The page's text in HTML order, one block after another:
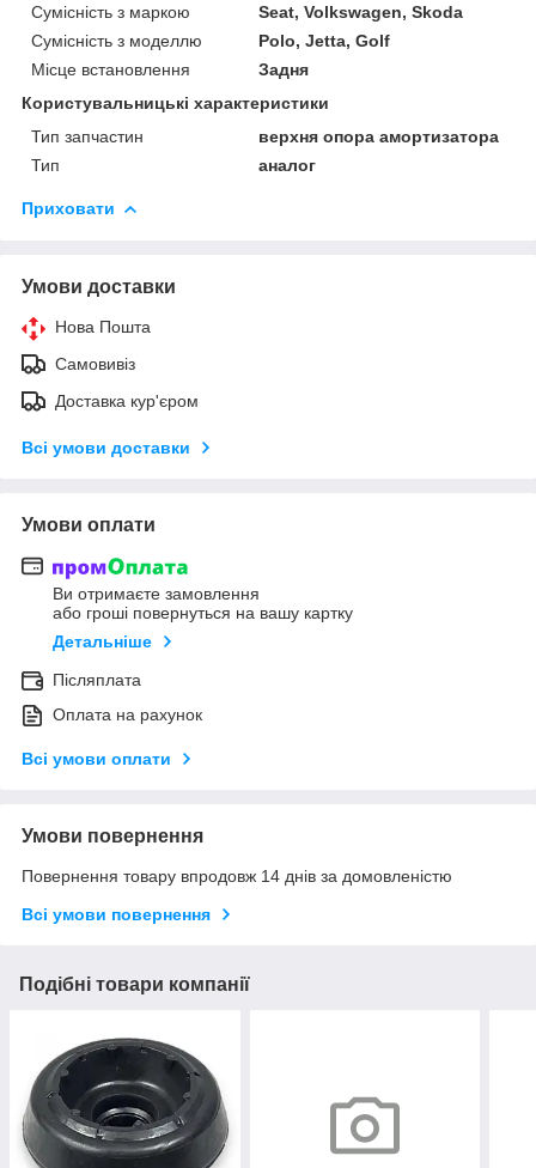
Сумісність з маркою
Seat, Volkswagen, Skoda
Сумісність з моделлю
Polo, Jetta, Golf
Місце встановлення
Задня
Користувальницькі характеристики
Тип запчастин
верхня опора амортизатора
Тип
аналог
Приховати
Умови доставки
Нова Пошта
Самовивіз
Доставка кур'єром
Всі умови доставки
Умови оплати
Ви отримаєте замовлення
або гроші повернуться на вашу картку
Детальніше
Післяплата
Оплата на рахунок
Всі умови оплати
Умови повернення
Повернення товару впродовж 14 днів за домовленістю
Всі умови повернення
Подібні товари компанії